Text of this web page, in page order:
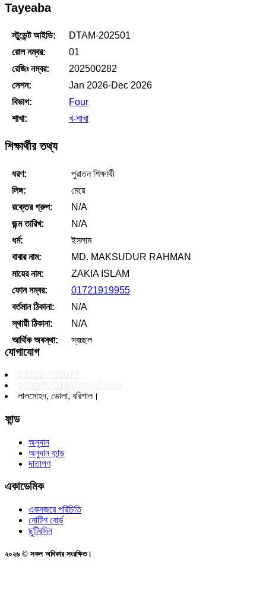
Tayeaba
স্টুডেন্ট আইডি:
DTAM-202501
রোল নম্বর:
01
রেজিঃ নম্বর:
202500282
সেশন:
Jan 2026-Dec 2026
বিভাগ:
Four
শাখা:
খ-শাখা
শিক্ষার্থীর তথ্য
ধরণ:
পুরাতন শিক্ষার্থী
লিঙ্গ:
মেয়ে
রক্তের গ্রুপ:
N/A
জন্ম তারিখ:
N/A
ধর্ম:
ইসলাম
বাবার নাম:
MD. MAKSUDUR RAHMAN
মায়ের নাম:
ZAKIA ISLAM
ফোন নম্বর:
01721919955
বর্তমান ঠিকানা:
N/A
স্থায়ী ঠিকানা:
N/A
আর্থিক অবস্থা:
স্বচ্ছল
যোগাযোগ
লালমোহন, ভোলা, বরিশাল।
ফান্ড
অনুদান
অনুদান ফান্ড
দাতাগণ
একাডেমিক
একনজরে পরিচিতি
নোটিশ বোর্ড
ছুটিরদিন
২০২৬ © সকল অধিকার সংরক্ষিত।